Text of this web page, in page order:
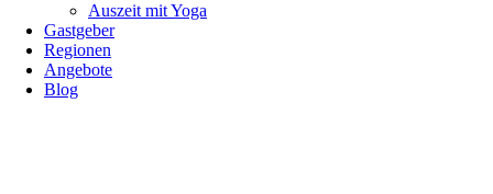
Auszeit mit Yoga
Gastgeber
Regionen
Angebote
Blog